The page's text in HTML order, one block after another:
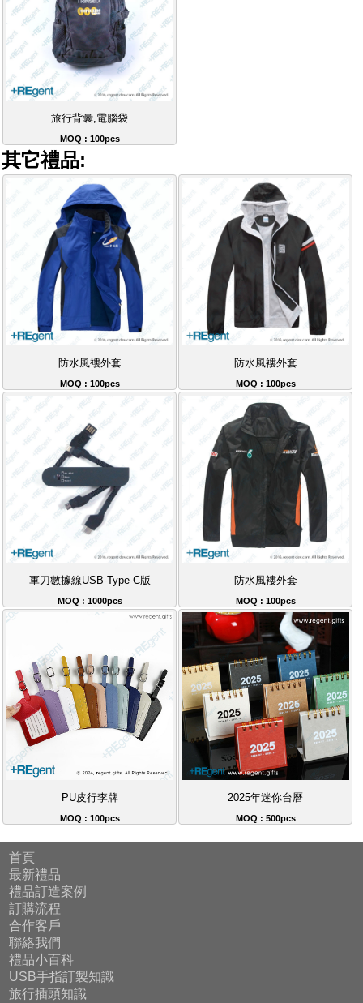
旅行背囊,電腦袋
MOQ : 100pcs
其它禮品:
防水風褸外套
MOQ : 100pcs
防水風褸外套
MOQ : 100pcs
軍刀數據線USB-Type-C版
MOQ : 1000pcs
防水風褸外套
MOQ : 100pcs
PU皮行李牌
MOQ : 100pcs
2025年迷你台曆
MOQ : 500pcs
首頁
最新禮品
禮品訂造案例
訂購流程
合作客戶
聯絡我們
禮品小百科
USB手指訂製知識
旅行插頭知識